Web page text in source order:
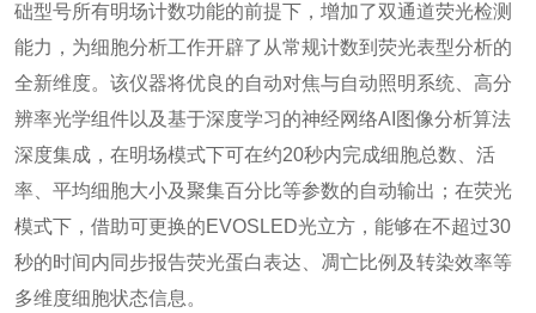
础型号所有明场计数功能的前提下，增加了双通道荧光检测
能力，为细胞分析工作开辟了从常规计数到荧光表型分析的
全新维度。该仪器将优良的自动对焦与自动照明系统、高分
辨率光学组件以及基于深度学习的神经网络AI图像分析算法
深度集成，在明场模式下可在约20秒内完成细胞总数、活
率、平均细胞大小及聚集百分比等参数的自动输出；在荧光
模式下，借助可更换的EVOSLED光立方，能够在不超过30
秒的时间内同步报告荧光蛋白表达、凋亡比例及转染效率等
多维度细胞状态信息。